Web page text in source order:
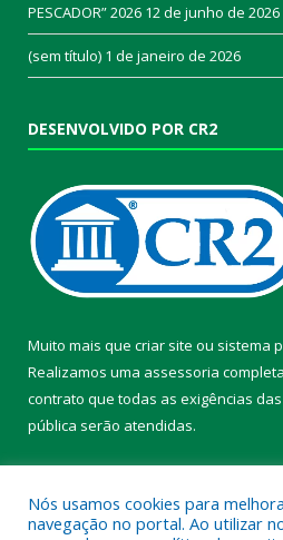
PESCADOR” 2026 12 de junho de 2026
(sem título) 1 de janeiro de 2026
DESENVOLVIDO POR CR2
Muito mais que criar site ou sistema
Realizamos uma assessoria
contrato que todas as exigências das
pública serão atendidas.
Nós usamos cookies para
navegação no portal. Ao utilizar